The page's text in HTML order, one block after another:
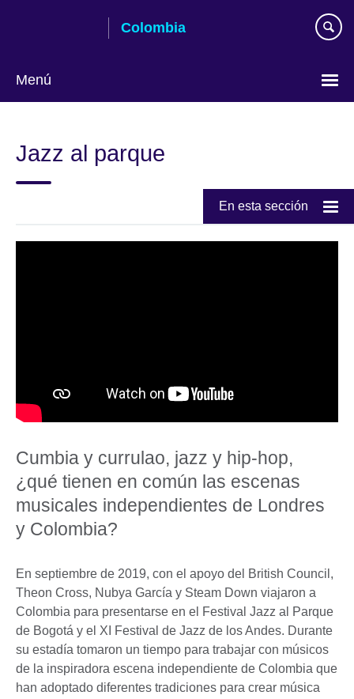
Colombia
Menú
idioma
Jazz al parque
En esta sección
Cumbia y currulao, jazz y hip-hop,
¿qué tienen en común las escenas
musicales independientes de Londres
y Colombia?
En septiembre de 2019, con el apoyo del British Council,
Theon Cross, Nubya García y Steam Down viajaron a
Colombia para presentarse en el Festival Jazz al Parque
de Bogotá y el XI Festival de Jazz de los Andes. Durante
su estadía tomaron un tiempo para trabajar con músicos
de la inspiradora escena independiente de Colombia que
han adoptado diferentes tradiciones para crear música